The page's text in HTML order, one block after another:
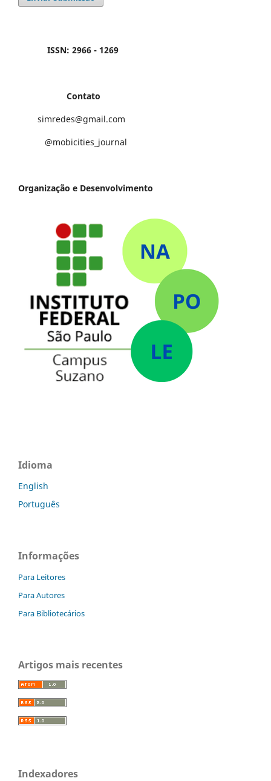
ISSN: 2966 - 1269
Contato
simredes@gmail.com
@mobicities_journal
Organização e Desenvolvimento
Idioma
English
Português
Informações
Para Leitores
Para Autores
Para Bibliotecários
Artigos mais recentes
Indexadores